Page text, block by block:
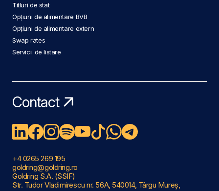
Titluri de stat
Opțiuni de alimentare BVB
Opțiuni de alimentare extern
Swap rates
Servicii de listare
Contact
+4 0265 269 195
goldring@goldring.ro
Goldring S.A. (SSIF)
Str. Tudor Vladimirescu nr. 56A, 540014, Târgu Mureș,